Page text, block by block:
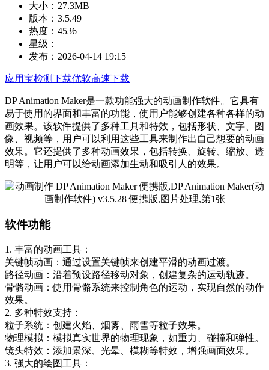
大小： 27.3MB
版本： 3.5.49
热度： 4536
星级：
发布： 2026-04-14 19:15
应用宝检测下载优软高速下载
DP Animation Maker是一款功能强大的动画制作软件。它具有
易于使用的界面和丰富的功能，使用户能够创建各种各样的动
画效果。该软件提供了多种工具和特效，包括形状、文字、图
像、视频等，用户可以利用这些工具来制作出自己想要的动画
效果。它还提供了多种动画效果，包括转换、旋转、缩放、透
明等，让用户可以给动画添加生动和吸引人的效果。
软件功能
1. 丰富的动画工具：
关键帧动画：通过设置关键帧来创建平滑的动画过渡。
路径动画：沿着预设路径移动对象，创建复杂的运动轨迹。
骨骼动画：使用骨骼系统来控制角色的运动，实现自然的动作
效果。
2. 多种特效支持：
粒子系统：创建火焰、烟雾、雨雪等粒子效果。
物理模拟：模拟真实世界的物理现象，如重力、碰撞和弹性。
镜头特效：添加景深、光晕、模糊等特效，增强画面效果。
3. 强大的绘图工具：